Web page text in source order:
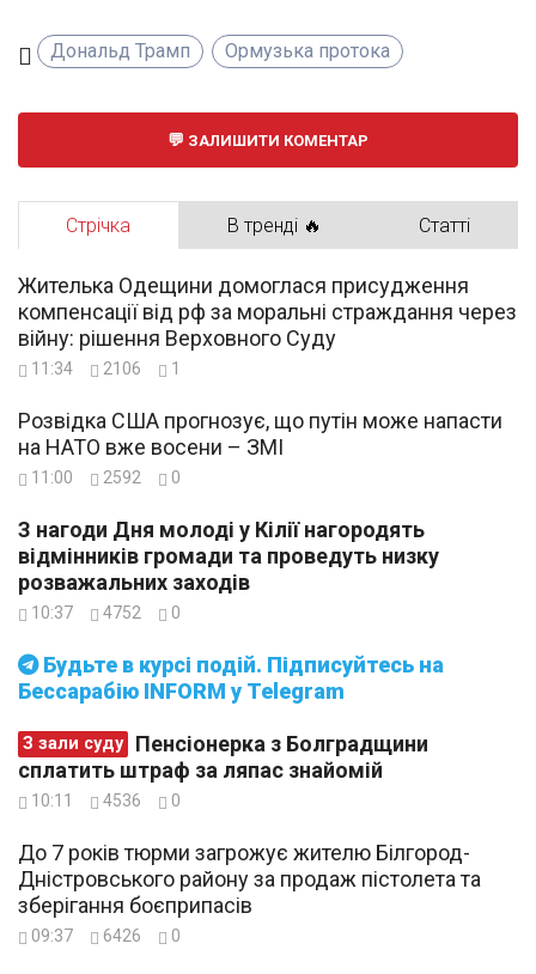
Дональд Трамп Ормузька протока
ЗАЛИШИТИ КОМЕНТАР
Стрічка В тренді 🔥 Статті
Будьте в курсі подій. Підписуйтесь на
Бессарабію INFORM у Telegram
Жителька Одещини домоглася присудження
компенсації від рф за моральні страждання через
війну: рішення Верховного Суду
11:34 2106 1
Розвідка США прогнозує, що путін може напасти
на НАТО вже восени – ЗМІ
11:00 2592 0
З нагоди Дня молоді у Кілії нагородять
відмінників громади та проведуть низку
розважальних заходів
10:37 4752 0
З зали суду
сплатить штраф за ляпас знайомій
10:11 4536 0
До 7 років тюрми загрожує жителю Білгород-
Дністровського району за продаж пістолета та
зберігання боєприпасів
09:37 6426 0